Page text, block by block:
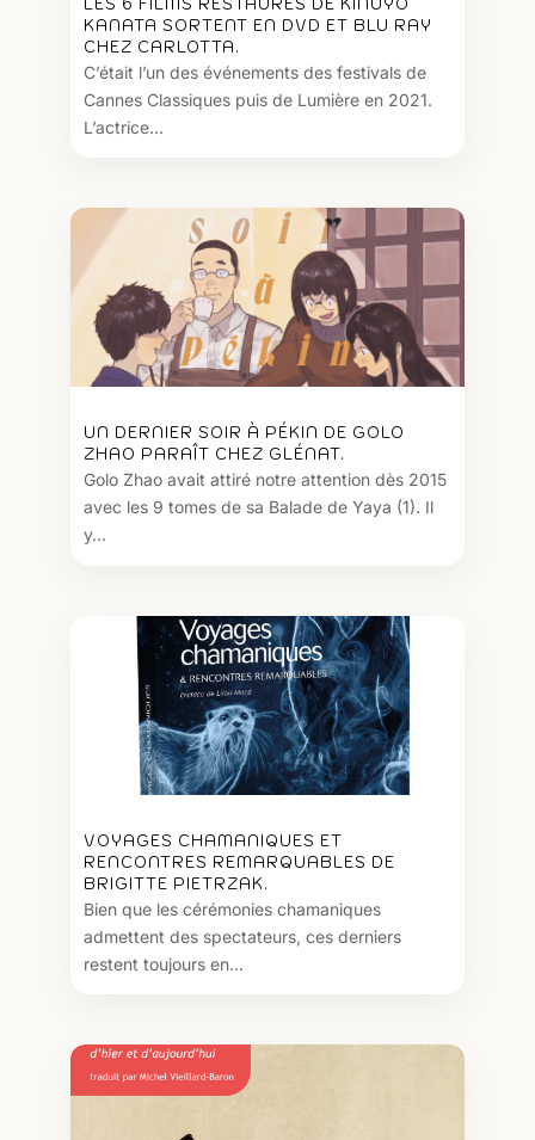
LES 6 FILMS RESTAURÉS DE KINUYO
KANATA SORTENT EN DVD ET BLU RAY
CHEZ CARLOTTA.
C’était l’un des événements des festivals de
Cannes Classiques puis de Lumière en 2021.
L’actrice...
UN DERNIER SOIR À PÉKIN DE GOLO
ZHAO PARAÎT CHEZ GLÉNAT.
Golo Zhao avait attiré notre attention dès 2015
avec les 9 tomes de sa Balade de Yaya (1). Il
y...
VOYAGES CHAMANIQUES ET
RENCONTRES REMARQUABLES DE
BRIGITTE PIETRZAK.
Bien que les cérémonies chamaniques
admettent des spectateurs, ces derniers
restent toujours en...